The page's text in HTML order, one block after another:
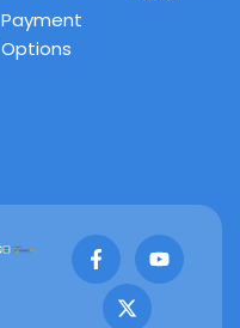
Payment
Options
F
a
c
e
Y
o
u
X
-
t
w